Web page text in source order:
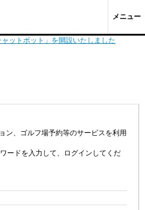
メニュー
ットボット」を開設いたしました
ン、ゴルフ場予約等のサービスを利用
ードを入力して、ログインしてくだ